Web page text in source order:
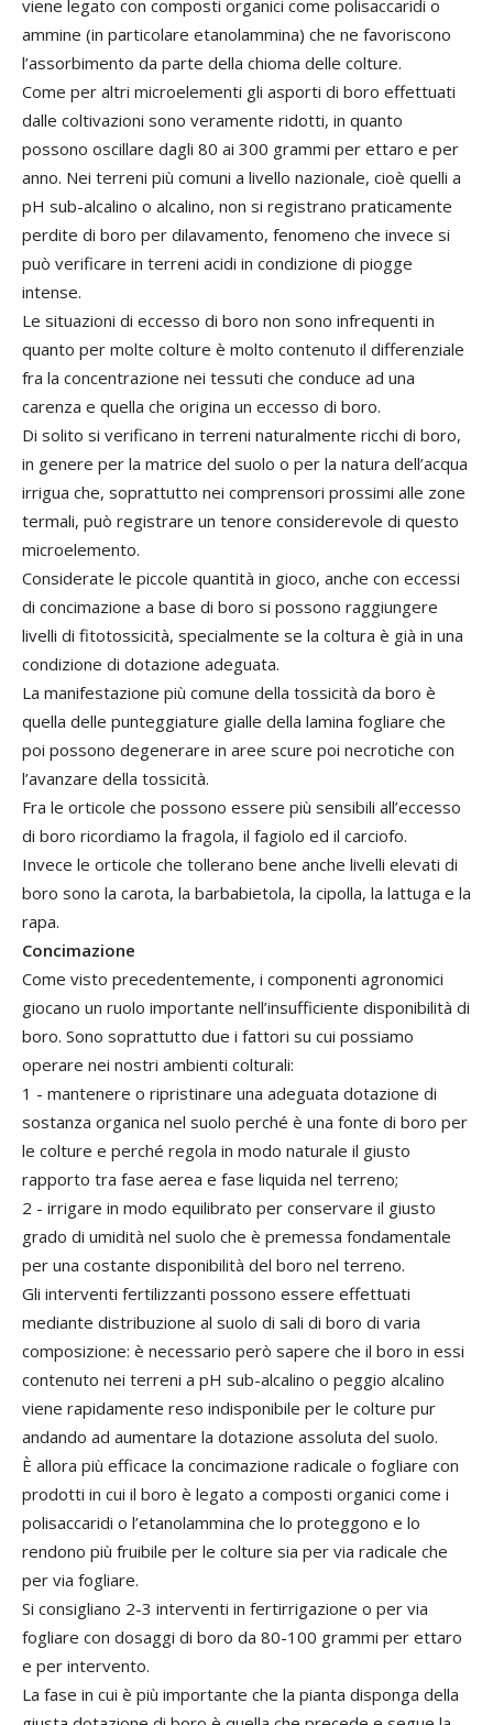
viene legato con composti organici come polisaccaridi o
ammine (in particolare etanolammina) che ne favoriscono
l’assorbimento da parte della chioma delle colture.
Come per altri microelementi gli asporti di boro effettuati
dalle coltivazioni sono veramente ridotti, in quanto
possono oscillare dagli 80 ai 300 grammi per ettaro e per
anno. Nei terreni più comuni a livello nazionale, cioè quelli a
pH sub-alcalino o alcalino, non si registrano praticamente
perdite di boro per dilavamento, fenomeno che invece si
può verificare in terreni acidi in condizione di piogge
intense.
Le situazioni di eccesso di boro non sono infrequenti in
quanto per molte colture è molto contenuto il differenziale
fra la concentrazione nei tessuti che conduce ad una
carenza e quella che origina un eccesso di boro.
Di solito si verificano in terreni naturalmente ricchi di boro,
in genere per la matrice del suolo o per la natura dell’acqua
irrigua che, soprattutto nei comprensori prossimi alle zone
termali, può registrare un tenore considerevole di questo
microelemento.
Considerate le piccole quantità in gioco, anche con eccessi
di concimazione a base di boro si possono raggiungere
livelli di fitotossicità, specialmente se la coltura è già in una
condizione di dotazione adeguata.
La manifestazione più comune della tossicità da boro è
quella delle punteggiature gialle della lamina fogliare che
poi possono degenerare in aree scure poi necrotiche con
l’avanzare della tossicità.
Fra le orticole che possono essere più sensibili all’eccesso
di boro ricordiamo la fragola, il fagiolo ed il carciofo.
Invece le orticole che tollerano bene anche livelli elevati di
boro sono la carota, la barbabietola, la cipolla, la lattuga e la
rapa.
Concimazione
Come visto precedentemente, i componenti agronomici
giocano un ruolo importante nell’insufficiente disponibilità di
boro. Sono soprattutto due i fattori su cui possiamo
operare nei nostri ambienti colturali:
1 - mantenere o ripristinare una adeguata dotazione di
sostanza organica nel suolo perché è una fonte di boro per
le colture e perché regola in modo naturale il giusto
rapporto tra fase aerea e fase liquida nel terreno;
2 - irrigare in modo equilibrato per conservare il giusto
grado di umidità nel suolo che è premessa fondamentale
per una costante disponibilità del boro nel terreno.
Gli interventi fertilizzanti possono essere effettuati
mediante distribuzione al suolo di sali di boro di varia
composizione: è necessario però sapere che il boro in essi
contenuto nei terreni a pH sub-alcalino o peggio alcalino
viene rapidamente reso indisponibile per le colture pur
andando ad aumentare la dotazione assoluta del suolo.
È allora più efficace la concimazione radicale o fogliare con
prodotti in cui il boro è legato a composti organici come i
polisaccaridi o l’etanolammina che lo proteggono e lo
rendono più fruibile per le colture sia per via radicale che
per via fogliare.
Si consigliano 2-3 interventi in fertirrigazione o per via
fogliare con dosaggi di boro da 80-100 grammi per ettaro
e per intervento.
La fase in cui è più importante che la pianta disponga della